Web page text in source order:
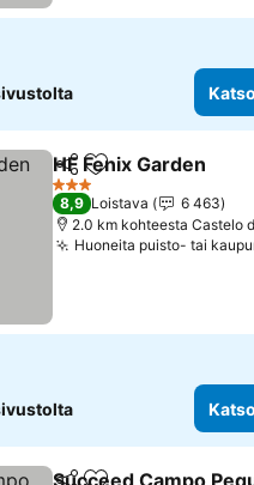
Jaa Lisää suosikkeihin
HF Fenix Garden
3 Tähtiluokitus
8,9 Loistava
6 463
2.0 km kohteesta Castelo
Huoneita puisto- tai
Succeed Campo